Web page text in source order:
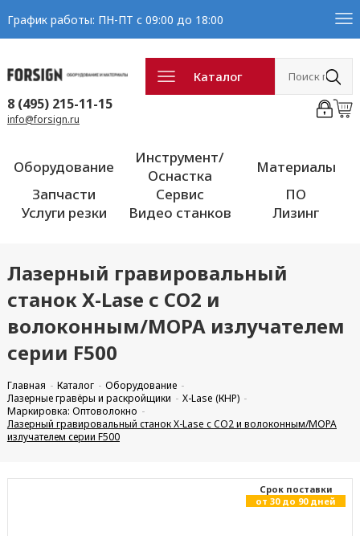
График работы: ПН-ПТ с 09:00 до 18:00
Каталог
8 (495) 215-11-15
info@forsign.ru
Оборудование
Инструмент/
Оснастка
Материалы
Запчасти
Сервис
ПО
Услуги резки
Видео станков Лизинг
Лазерный гравировальный
станок X-Lase с CO2 и
волоконным/МОРА излучателем
серии F500
Главная Каталог
Оборудование
Лазерные гравёры и раскройщики
X-Lase (КНР)
Маркировка: Оптоволокно
Лазерный гравировальный станок X-Lase с CO2 и волоконным/МОРА
излучателем серии F500
Cрок поставки
от 30 до 90 дней